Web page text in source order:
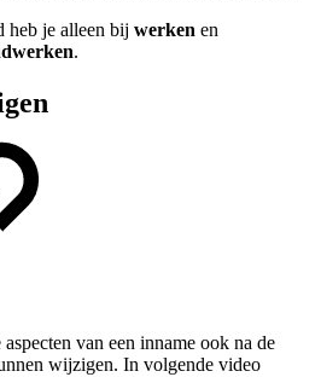
heb je alleen bij werken en
.
van een inname ook na de
wijzigen. In volgende video